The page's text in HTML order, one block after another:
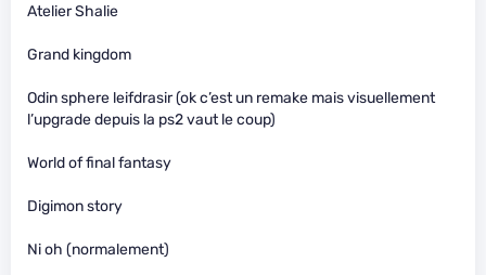
Atelier Shalie
Grand kingdom
Odin sphere leifdrasir (ok c’est un remake mais visuellement
l’upgrade depuis la ps2 vaut le coup)
World of final fantasy
Digimon story
Ni oh (normalement)